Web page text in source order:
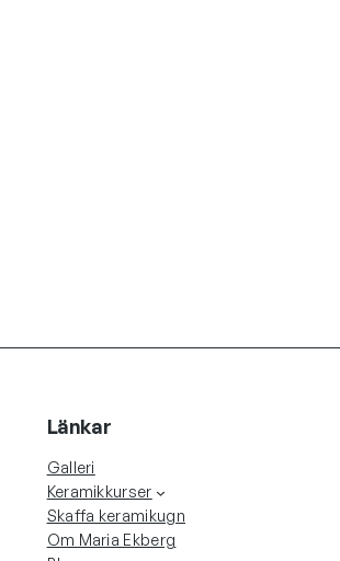
Länkar
Galleri
Keramikkurser
Skaffa keramikugn
Om Maria Ekberg